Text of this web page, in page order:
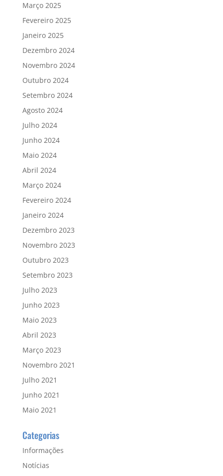
Março 2025
Fevereiro 2025
Janeiro 2025
Dezembro 2024
Novembro 2024
Outubro 2024
Setembro 2024
Agosto 2024
Julho 2024
Junho 2024
Maio 2024
Abril 2024
Março 2024
Fevereiro 2024
Janeiro 2024
Dezembro 2023
Novembro 2023
Outubro 2023
Setembro 2023
Julho 2023
Junho 2023
Maio 2023
Abril 2023
Março 2023
Novembro 2021
Julho 2021
Junho 2021
Maio 2021
Categorias
Informações
Notícias